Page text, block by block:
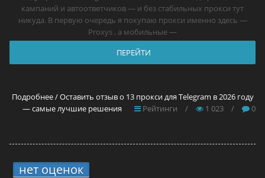
кампаний и автоответчиков — и без стабильных прокси тут
никуда. В первую очередь я покупаю прокси именно здесь —
Proxys , а мобильные —
ПЕРЕЙТИ
Подробнее / Оставить отзыв о 13 прокси для Telegram в 2026 году
— самые лучшие решения
Рейтинги / 1 023 / 0
нет оценок